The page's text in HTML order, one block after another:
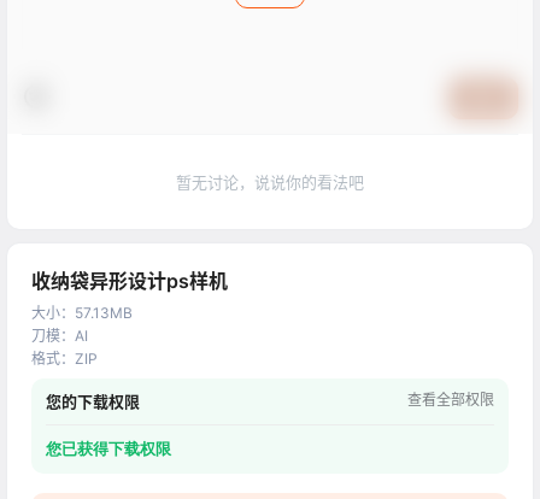
暂无讨论，说说你的看法吧
收纳袋异形设计ps样机
大小： 57.13MB
刀模： AI
格式： ZIP
您的下载权限 查看全部权限
您已获得下载权限